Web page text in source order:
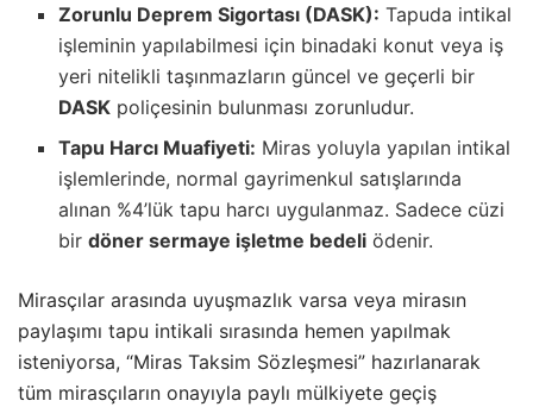
Zorunlu Deprem Sigortası (DASK): Tapuda intikal
işleminin yapılabilmesi için binadaki konut veya iş
yeri nitelikli taşınmazların güncel ve geçerli bir
DASK poliçesinin bulunması zorunludur.
Tapu Harcı Muafiyeti: Miras yoluyla yapılan intikal
işlemlerinde, normal gayrimenkul satışlarında
alınan %4’lük tapu harcı uygulanmaz. Sadece cüzi
birdöner sermaye işletme bedeli ödenir.
Mirasçılar arasında uyuşmazlık varsa veya mirasın
paylaşımı tapu intikali sırasında hemen yapılmak
isteniyorsa, “Miras Taksim Sözleşmesi” hazırlanarak
tüm mirasçıların onayıyla paylı mülkiyete geçiş